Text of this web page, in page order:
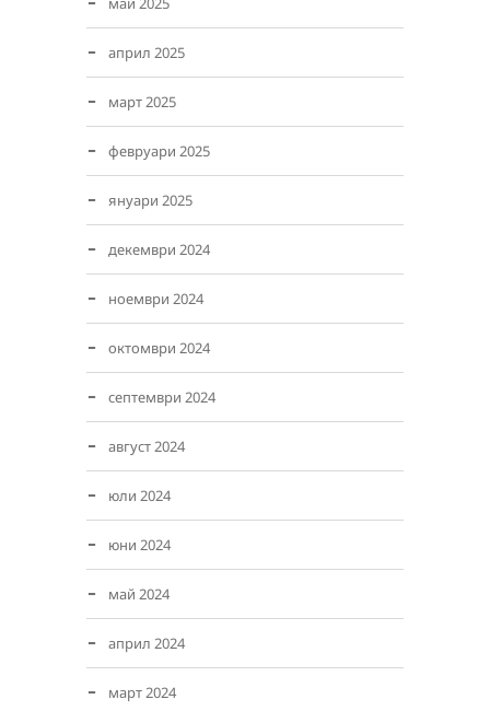
април 2025
март 2025
февруари 2025
януари 2025
декември 2024
ноември 2024
октомври 2024
септември 2024
август 2024
юли 2024
юни 2024
май 2024
април 2024
март 2024